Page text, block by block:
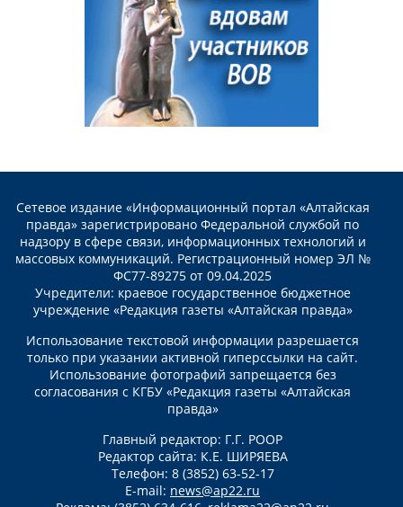
Сетевое издание «Информационный портал «Алтайская
правда» зарегистрировано Федеральной службой по
надзору в сфере связи, информационных технологий и
массовых коммуникаций. Регистрационный номер ЭЛ №
ФС77-89275 от 09.04.2025
Учредители: краевое государственное бюджетное
учреждение «Редакция газеты «Алтайская правда»
Использование текстовой информации разрешается
только при указании активной гиперссылки на сайт.
Использование фотографий запрещается без
согласования с КГБУ «Редакция газеты «Алтайская
правда»
Главный редактор: Г.Г. РООР
Редактор сайта: К.Е. ШИРЯЕВА
Телефон: 8 (3852) 63-52-17
E-mail: news@ap22.ru